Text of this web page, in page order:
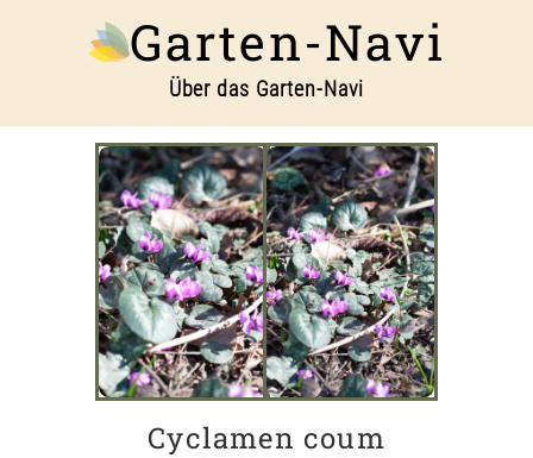
Garten-Navi
Über das Garten-Navi
Cyclamen coum